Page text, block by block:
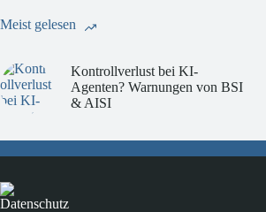
Meist gelesen
Kontrollverlust bei KI-
Agenten? Warnungen von BSI
& AISI
Datenschutz